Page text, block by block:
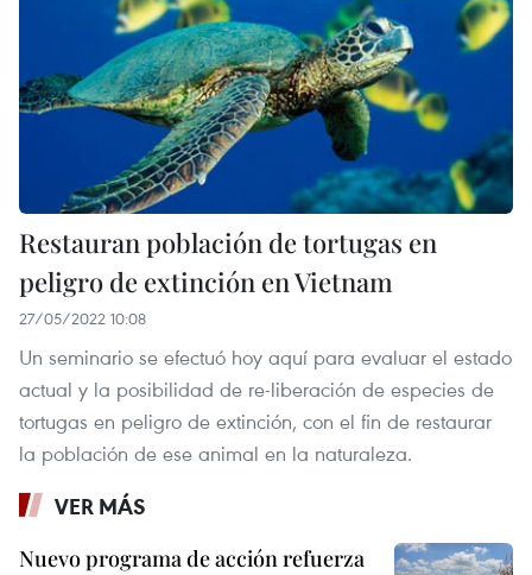
Restauran población de tortugas en
peligro de extinción en Vietnam
27/05/2022 10:08
Un seminario se efectuó hoy aquí para evaluar el estado
actual y la posibilidad de re-liberación de especies de
tortugas en peligro de extinción, con el fin de restaurar
la población de ese animal en la naturaleza.
VER MÁS
Nuevo programa de acción refuerza